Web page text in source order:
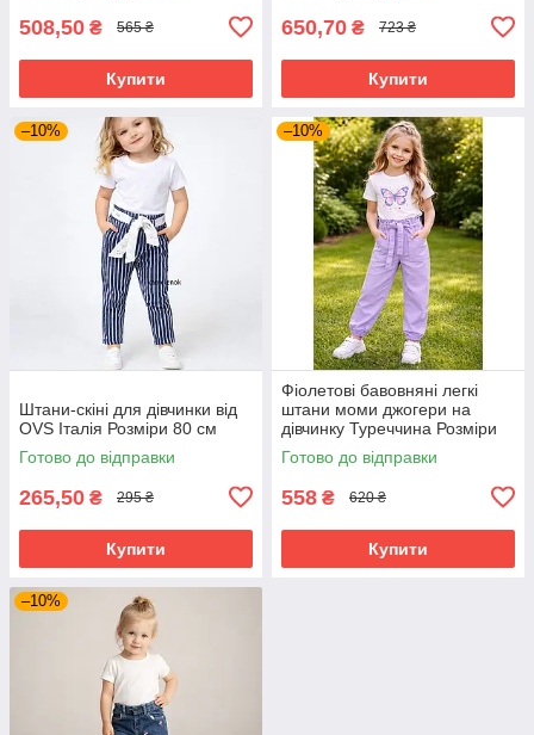
508,50 ₴ 565 ₴
Купити
650,70 ₴ 723 ₴
Купити
–10%
Штани-скіні для дівчинки від
OVS Італія Розміри 80 см
Готово до відправки
265,50 ₴ 295 ₴
Купити
–10%
Фіолетові бавовняні легкі
штани моми джогери на
дівчинку Туреччина Розміри
128,134,140
Готово до відправки
558 ₴ 620 ₴
Купити
–10%